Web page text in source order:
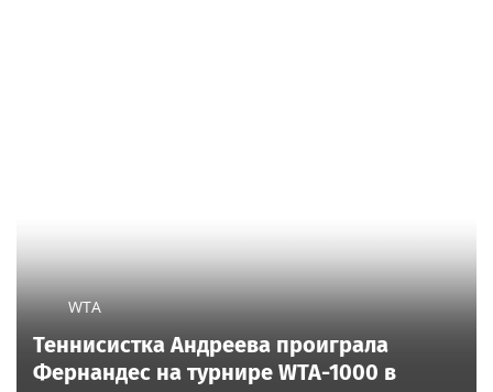
WTA
Теннисистка Андреева проиграла
Фернандес на турнире WTA-1000 в